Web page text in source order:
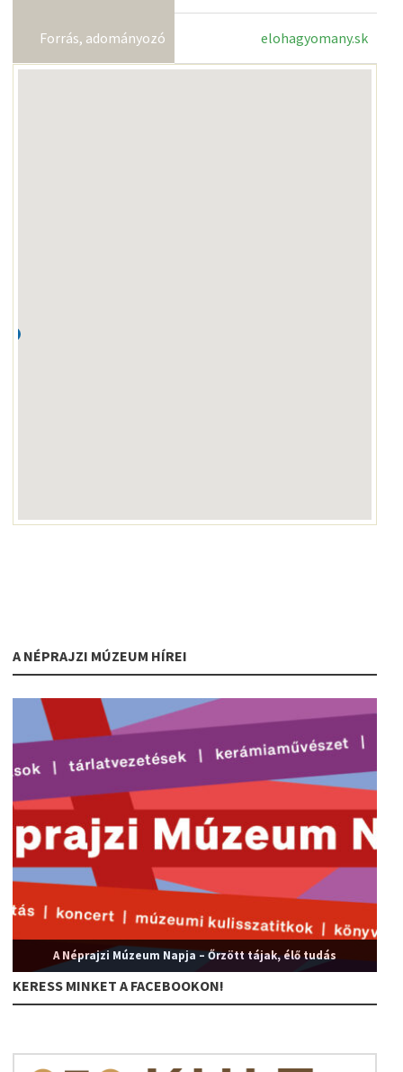
Forrás, adományozó elohagyomany.sk
A NÉPRAJZI MÚZEUM HÍREI
A Néprajzi Múzeum Napja – Őrzött tájak, élő tudás
KERESS MINKET A FACEBOOKON!